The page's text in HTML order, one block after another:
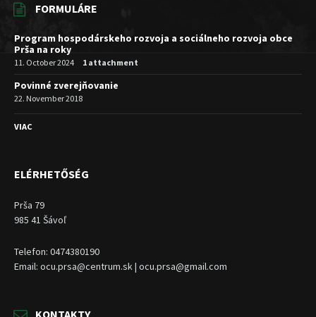
FORMULÁRE
Program hospodárskeho rozvoja a sociálneho rozvoja obce
Prša na roky
11. October 2024 1 attachment
Povinné zverejňovanie
22. November 2018
VIAC
ELÉRHETŐSÉG
Prša 79
985 41 Šávoľ
Telefon: 0474380190
Email: ocu.prsa@centrum.sk | ocu.prsa@gmail.com
KONTAKTY